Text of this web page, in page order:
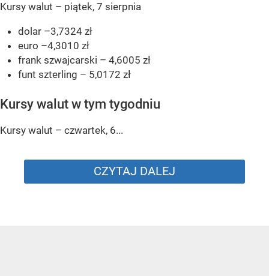
Kursy walut – piątek, 7 sierpnia
dolar –3,7324 zł
euro –4,3010 zł
frank szwajcarski – 4,6005 zł
funt szterling – 5,0172 zł
Kursy walut w tym tygodniu
Kursy walut – czwartek, 6...
CZYTAJ DALEJ